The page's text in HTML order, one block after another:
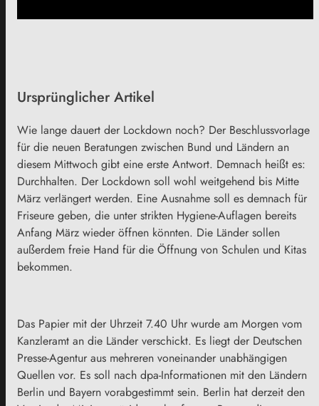
Ursprünglicher Artikel
Wie lange dauert der Lockdown noch? Der Beschlussvorlage
für die neuen Beratungen zwischen Bund und Ländern an
diesem Mittwoch gibt eine erste Antwort. Demnach heißt es:
Durchhalten. Der Lockdown soll wohl weitgehend bis Mitte
März verlängert werden. Eine Ausnahme soll es demnach für
Friseure geben, die unter strikten Hygiene-Auflagen bereits
Anfang März wieder öffnen könnten. Die Länder sollen
außerdem freie Hand für die Öffnung von Schulen und Kitas
bekommen.
Das Papier mit der Uhrzeit 7.40 Uhr wurde am Morgen vom
Kanzleramt an die Länder verschickt. Es liegt der Deutschen
Presse-Agentur aus mehreren voneinander unabhängigen
Quellen vor. Es soll nach dpa-Informationen mit den Ländern
Berlin und Bayern vorabgestimmt sein. Berlin hat derzeit den